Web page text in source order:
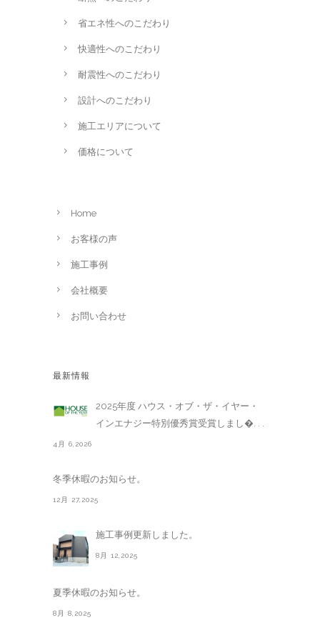
省エネ性へのこだわり
快適性へのこだわり
耐震性へのこだわり
設計へのこだわり
施工エリアについて
価格について
Home
お客様の声
施工事例
会社概要
お問い合わせ
最新情報
2025年度 ハウス・オブ・ザ・イヤー・
インエナジー特別優秀賞受賞しまし�. . .
4月 6,2026
冬季休暇のお知らせ。
12月 27,2025
施工事例更新しました。
8月 12,2025
夏季休暇のお知らせ。
8月 8,2025